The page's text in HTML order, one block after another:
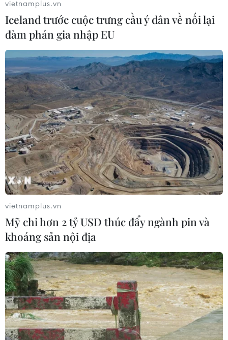
cận chìm trong ô nhiễm bụi mịn
24/12/2019 05:22
Theo AirVisual, chỉ số AQI tại Hà Nội hầu hết ở ngưỡng
đỏ và ở mức cao từ 172-200, có hại cho sức khỏe, trong
đó các điểm quan trắc ở Đại sứ quán Mỹ, Tô Ngọc Vân,
đường Tây Hồ chuyển màu tím.
Chuyên gia lý giải nguyên nhân sương mù
kèm bụi mịn dày đặc tại Hà Nội
24/12/2019 07:09
Theo chuyên gia khí tượng, các lớp nghịch nhiệt xuất
hiện ở độ cao từ 500-1.500m kết hợp với điều kiện lặng
vietnamplus.vn
Iceland trước cuộc trưng cầu ý dân về nối lại
đàm phán gia nhập EU
vietnamplus.vn
Mỹ chi hơn 2 tỷ USD thúc đẩy ngành pin và
khoáng sản nội địa